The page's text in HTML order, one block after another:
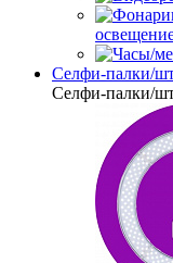
Селфи-палки/
Селфи-палки/